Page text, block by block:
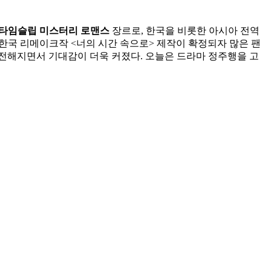
임슬립 미스터리 로맨스 장르로, 한국을 비롯한 아시아 전역
국 리메이크작 <너의 시간 속으로> 제작이 확정되자 많은 팬
해지면서 기대감이 더욱 커졌다. 오늘은 드라마 정주행을 고